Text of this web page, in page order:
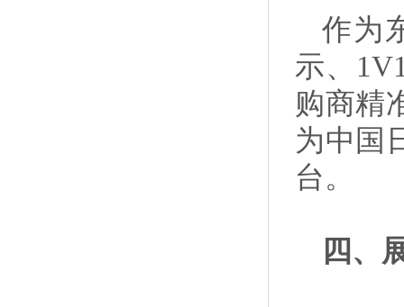
作为
示、
购商精
为中国
台。
四、